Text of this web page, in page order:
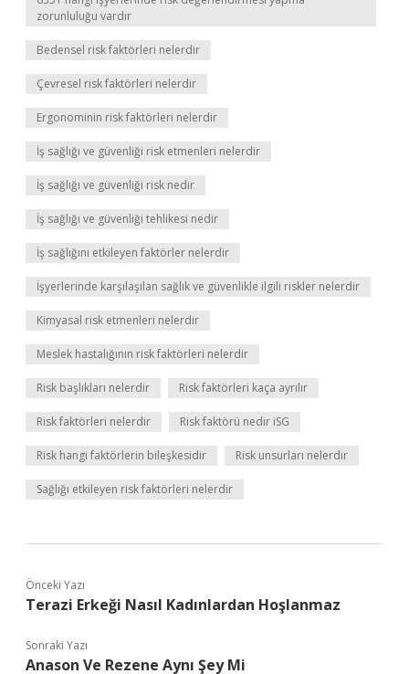
zorunluluğu vardır
Bedensel risk faktörleri nelerdir
Çevresel risk faktörleri nelerdir
Ergonominin risk faktörleri nelerdir
İş sağlığı ve güvenliği risk etmenleri nelerdir
İş sağlığı ve güvenliği risk nedir
İş sağlığı ve güvenliği tehlikesi nedir
İş sağlığını etkileyen faktörler nelerdir
İşyerlerinde karşılaşılan sağlık ve güvenlikle ilgili riskler nelerdir
Kimyasal risk etmenleri nelerdir
Meslek hastalığının risk faktörleri nelerdir
Risk başlıkları nelerdir Risk faktörleri kaça ayrılır
Risk faktörleri nelerdir Risk faktörü nedir iSG
Risk hangi faktörlerin bileşkesidir Risk unsurları nelerdir
Sağlığı etkileyen risk faktörleri nelerdir
Önceki Yazı
Terazi Erkeği Nasıl Kadınlardan Hoşlanmaz
Sonraki Yazı
Anason Ve Rezene Aynı Şey Mi